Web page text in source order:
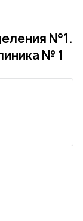
N°1.
№ 1